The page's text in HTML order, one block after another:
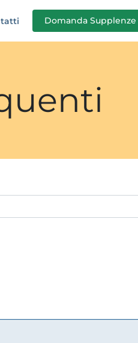
Domanda Supplenze